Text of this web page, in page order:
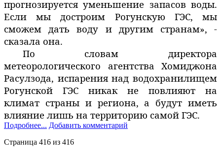
прогнозируется уменьшение запасов воды.
Если мы достроим Рогунскую ГЭС, мы
сможем дать воду и другим странам», -
сказала она.
По словам директора
метеорологического агентства Хомиджона
Расулзода, испарения над водохранилищем
Рогунской ГЭС никак не повлияют на
климат страны и региона, а будут иметь
влияние лишь на территорию самой ГЭС.
Подробнее... Добавить комментарий
Страница 416 из 416